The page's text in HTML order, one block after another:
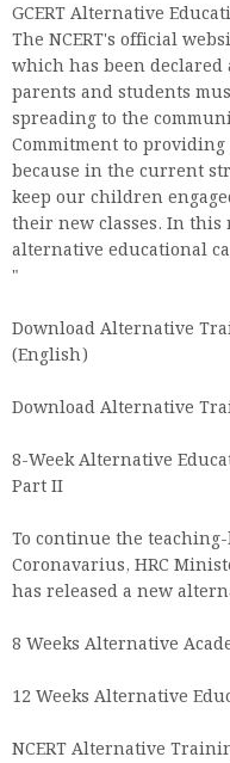
GCERT Alternative
The NCERT's official
which has been declared
parents and students
spreading to the
Commitment to
because in the current
keep our children
their new classes. In this
alternative educational
"
Download Alternative
(English)
Download Alternative
8-Week Alternative
Part II
To continue the
Coronavarius, HRC
has released a new
8 Weeks Alternative
12 Weeks Alternative
NCERT Alternative